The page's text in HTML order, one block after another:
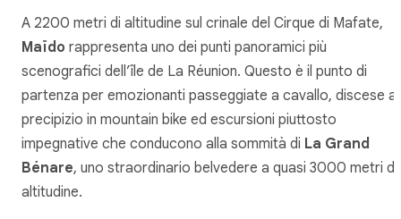
A 2200 metri di altitudine sul crinale del Cirque di Mafate,
Maïdo rappresenta uno dei punti panoramici più
scenografici dell’île de La Réunion. Questo è il punto di
partenza per emozionanti passeggiate a cavallo, discese a
precipizio in mountain bike ed escursioni piuttosto
impegnative che conducono alla sommità di La Grand
Bénare, uno straordinario belvedere a quasi 3000 metri di
altitudine.